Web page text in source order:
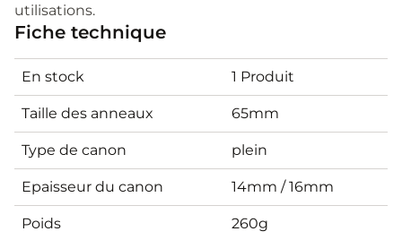
utilisations.
Fiche technique
En stock 1 Produit
Taille des anneaux 65mm
Type de canon plein
Epaisseur du canon 14mm / 16mm
Poids 260g